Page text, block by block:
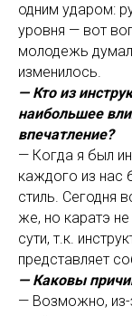
одним ударом:
уровня — вот
молодежь
изменилось.
— Кто из
наибольшее
впечатление?
— Когда я был
каждого из нас
стиль. Сегодня
же, но каратэ
сути, т.к.
представляет
— Каковы
— Возможно,